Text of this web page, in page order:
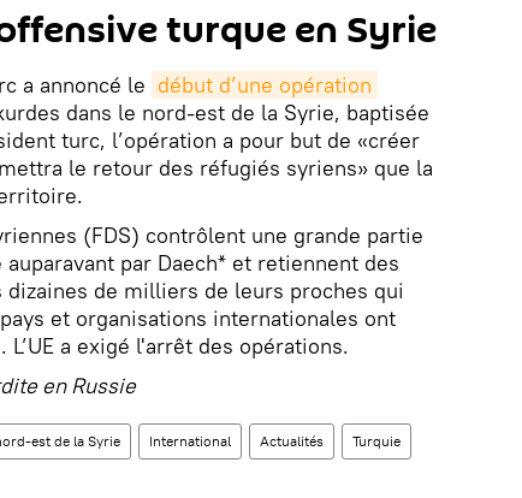
turque en Syrie
a annoncé le début d’une opération
dans le nord-est de la Syrie, baptisée
turc, l’opération a pour but de «créer
le retour des réfugiés syriens» que la
(FDS) contrôlent une grande partie
par Daech* et retiennent des
de milliers de leurs proches qui
et organisations internationales ont
a exigé l'arrêt des opérations.
en Russie
est de la Syrie International Actualités Turquie